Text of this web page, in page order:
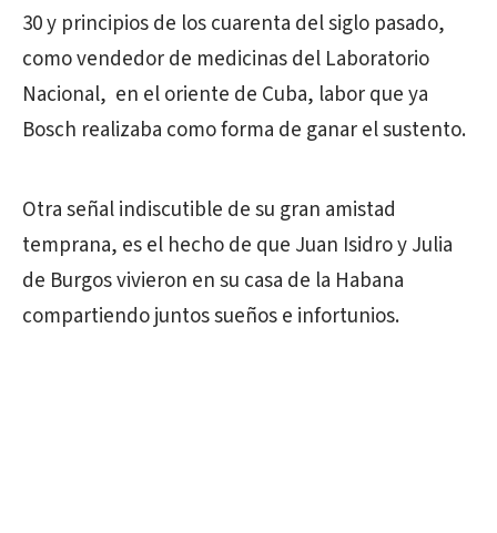
30 y principios de los cuarenta del siglo pasado,
como vendedor de medicinas del Laboratorio
Nacional, en el oriente de Cuba, labor que ya
Bosch realizaba como forma de ganar el sustento.
Otra señal indiscutible de su gran amistad
temprana, es el hecho de que Juan Isidro y Julia
de Burgos vivieron en su casa de la Habana
compartiendo juntos sueños e infortunios.